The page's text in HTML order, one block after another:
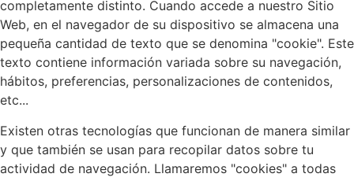
completamente distinto. Cuando accede a nuestro Sitio
Web, en el navegador de su dispositivo se almacena una
pequeña cantidad de texto que se denomina "cookie". Este
texto contiene información variada sobre su navegación,
hábitos, preferencias, personalizaciones de contenidos,
etc...
Existen otras tecnologías que funcionan de manera similar
y que también se usan para recopilar datos sobre tu
actividad de navegación. Llamaremos "cookies" a todas